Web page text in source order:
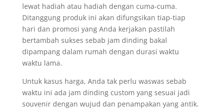
lewat hadiah atau hadiah dengan cuma-cuma.
Ditanggung produk ini akan difungsikan tiap-tiap
hari dan promosi yang Anda kerjakan pastilah
bertambah sukses sebab jam dinding bakal
dipampang dalam rumah dengan durasi waktu
waktu lama.
Untuk kasus harga, Anda tak perlu waswas sebab
waktu ini ada jam dinding custom yang sesuai jadi
souvenir dengan wujud dan penampakan yang antik.